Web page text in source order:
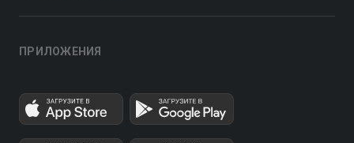
ПРИЛОЖЕНИЯ